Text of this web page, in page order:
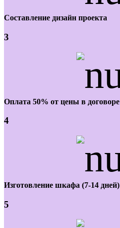
Составление дизайн проекта
3
Оплата 50% от цены в договоре
4
Изготовление шкафа (7-14 дней)
5